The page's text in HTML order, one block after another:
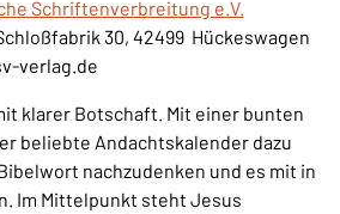
Schriftenverbreitung e.V.
30, 42499 Hückeswagen
verlag.de
klarer Botschaft. Mit einer bunten
beliebte Andachtskalender dazu
nachzudenken und es mit in
Im Mittelpunkt steht Jesus